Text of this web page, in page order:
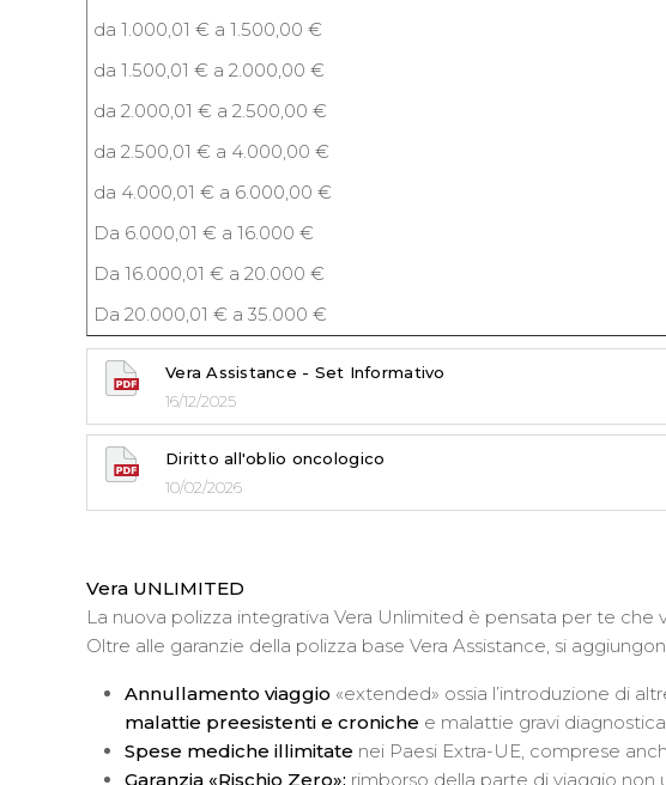
da 1.000,01 € a 1.500,00 €
da 1.500,01 € a 2.000,00 €
da 2.000,01 € a 2.500,00 €
da 2.500,01 € a 4.000,00 €
da 4.000,01 € a 6.000,00 €
Da 6.000,01 € a 16.000 €
Da 16.000,01 € a 20.000 €
Da 20.000,01 € a 35.000 €
Vera Assistance - Set Informativo
16/12/2025
Diritto all'oblio oncologico
10/02/2026
Vera UNLIMITED
La nuova polizza integrativa Vera Unlimited è pensata per te che
Oltre alle garanzie della polizza base Vera Assistance, si
Annullamento viaggio «extended» ossia l’introduzione di
malattie preesistenti e croniche e malattie gravi
Spese mediche illimitate nei Paesi Extra-UE, comprese
Garanzia «Rischio Zero»: rimborso della parte di viaggio non